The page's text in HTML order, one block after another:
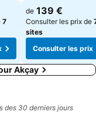
7
de 139 €
Consulter les prix de
sites
Consulter les prix
Akçay
des 30 derniers jours